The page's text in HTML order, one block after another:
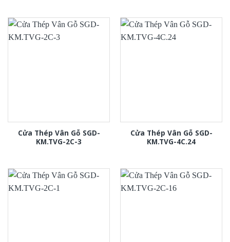
Cửa Thép Vân Gỗ SGD-
KM.TVG-2C-3
Cửa Thép Vân Gỗ SGD-
KM.TVG-4C.24